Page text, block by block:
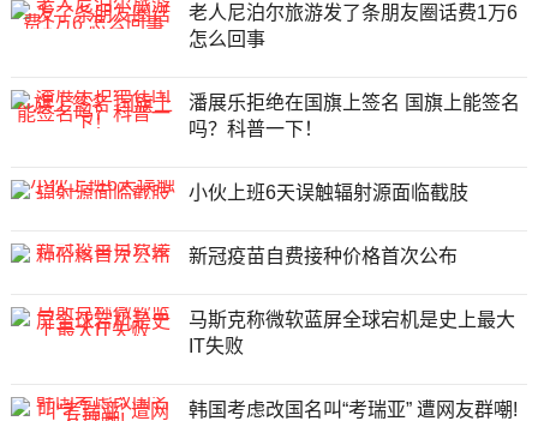
老人尼泊尔旅游发了条朋友圈话费1万6
怎么回事
潘展乐拒绝在国旗上签名 国旗上能签名
吗？科普一下！
小伙上班6天误触辐射源面临截肢
新冠疫苗自费接种价格首次公布
马斯克称微软蓝屏全球宕机是史上最大
IT失败
韩国考虑改国名叫“考瑞亚” 遭网友群嘲!